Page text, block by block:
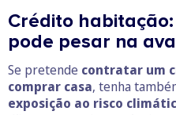
Crédito
pode pesar na
Se pretende contratar um
comprar casa, tenha
exposição ao risco